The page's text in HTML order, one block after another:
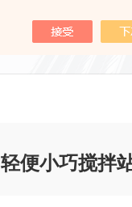
当前位置：首页
轻便小巧搅拌